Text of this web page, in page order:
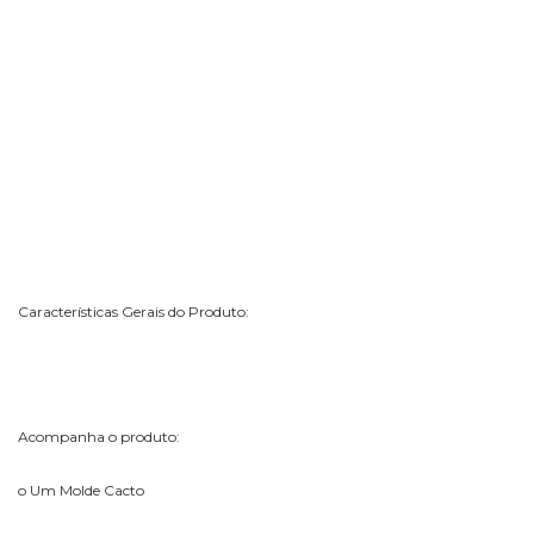
Características Gerais do Produto:
Acompanha o produto:
o Um Molde Cacto